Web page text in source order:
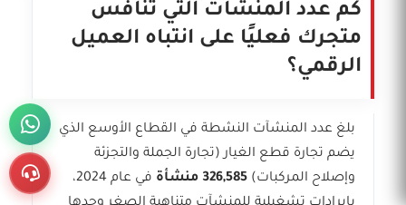
كم عدد المنشآت التي تنافس
متجرك فعليًا على انتباه العميل
الرقمي؟
بلغ عدد المنشآت النشطة في القطاع الأوسع الذي
يضم تجارة قطع الغيار (تجارة الجملة والتجزئة
وإصلاح المركبات) 326,585 منشأة
في عام 2024،